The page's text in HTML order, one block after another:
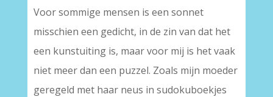
Voor sommige mensen is een sonnet
misschien een gedicht, in de zin van dat het
een kunstuiting is, maar voor mij is het vaak
niet meer dan een puzzel. Zoals mijn moeder
geregeld met haar neus in sudokuboekjes